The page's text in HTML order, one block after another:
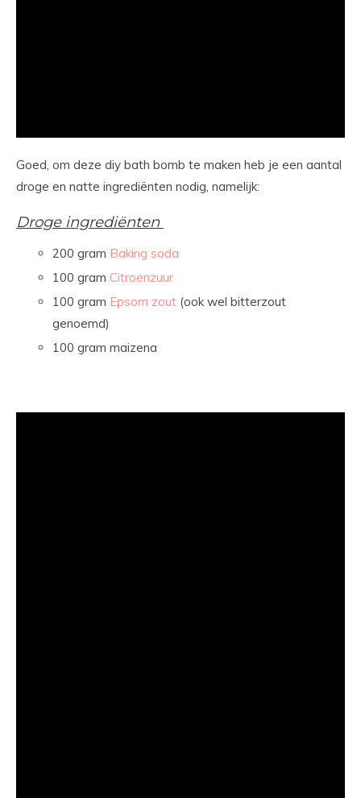
Goed, om deze diy bath bomb te maken heb je een aantal
droge en natte ingrediënten nodig, namelijk:
Droge ingrediënten
200 gram Baking soda
100 gram Citroenzuur
100 gram Epsom zout (ook wel bitterzout
genoemd)
100 gram maizena